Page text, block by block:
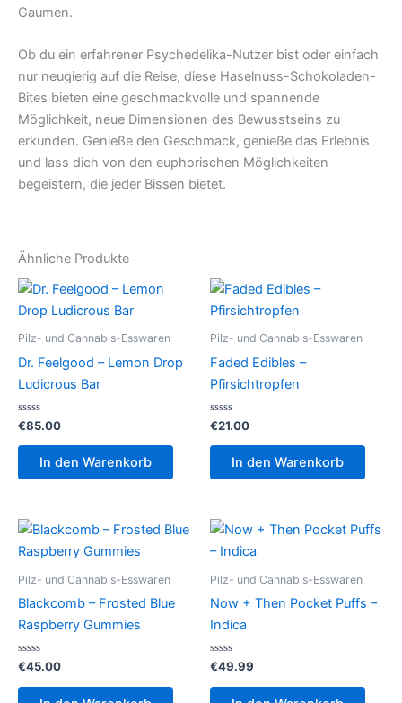
Gaumen.
Ob du ein erfahrener Psychedelika-Nutzer bist oder einfach
nur neugierig auf die Reise, diese Haselnuss-Schokoladen-
Bites bieten eine geschmackvolle und spannende
Möglichkeit, neue Dimensionen des Bewusstseins zu
erkunden. Genieße den Geschmack, genieße das Erlebnis
und lass dich von den euphorischen Möglichkeiten
begeistern, die jeder Bissen bietet.
Ähnliche Produkte
Pilz- und Cannabis-Esswaren
Dr. Feelgood – Lemon Drop
Ludicrous Bar
Bewertet
mit
0
€85.00
In den Warenkorb
Pilz- und Cannabis-Esswaren
Faded Edibles –
Pfirsichtropfen
Bewertet
mit
0
€21.00
In den Warenkorb
Pilz- und Cannabis-Esswaren
Blackcomb – Frosted Blue
Raspberry Gummies
Bewertet
0
€45.00
Pilz- und Cannabis-Esswaren
Now + Then Pocket Puffs –
Indica
Bewertet
0
€49.99